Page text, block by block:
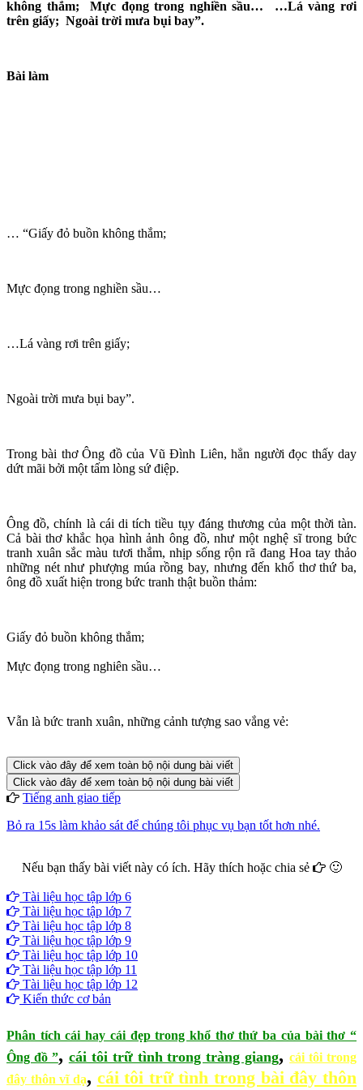
không thắm; Mực đọng trong nghiền sầu… …Lá vàng rơi
trên giấy; Ngoài trời mưa bụi bay”.
Bài làm
… “Giấy đỏ buồn không thắm;
Mực đọng trong nghiền sầu…
…Lá vàng rơi trên giấy;
Ngoài trời mưa bụi bay”.
Trong bài thơ Ông đồ của Vũ Đình Liên, hẳn người đọc thấy day
dứt mãi bởi một tấm lòng sứ điệp.
Ông đồ, chính là cái di tích tiều tụy đáng thương của một thời tàn.
Cả bài thơ khắc họa hình ảnh ông đồ, như một nghệ sĩ trong bức
tranh xuân sắc màu tươi thắm, nhịp sống rộn rã đang Hoa tay thảo
những nét như phượng múa rồng bay, nhưng đến khổ thơ thứ ba,
ông đồ xuất hiện trong bức tranh thật buồn thảm:
Giấy đỏ buồn không thắm;
Mực đọng trong nghiên sầu…
Vẫn là bức tranh xuân, những cảnh tượng sao vắng vẻ:
Click vào đây để xem toàn bộ nội dung bài viết
Click vào đây để xem toàn bộ nội dung bài viết
Tiếng anh giao tiếp
Bỏ ra 15s làm khảo sát để chúng tôi phục vụ bạn tốt hơn nhé.
Nếu bạn thấy bài viết này có ích. Hãy thích hoặc chia sẻ
🙂
Tài liệu học tập lớp 6
Tài liệu học tập lớp 7
Tài liệu học tập lớp 8
Tài liệu học tập lớp 9
Tài liệu học tập lớp 10
Tài liệu học tập lớp 11
Tài liệu học tập lớp 12
Kiến thức cơ bản
Phân tích cái hay cái đẹp trong khổ thơ thứ ba của bài thơ “
Ông đồ ”, cái tôi trữ tình trong tràng giang,cái tôi trong
đây thôn vĩ dạ, cái tôi trữ tình trong bài đây thôn